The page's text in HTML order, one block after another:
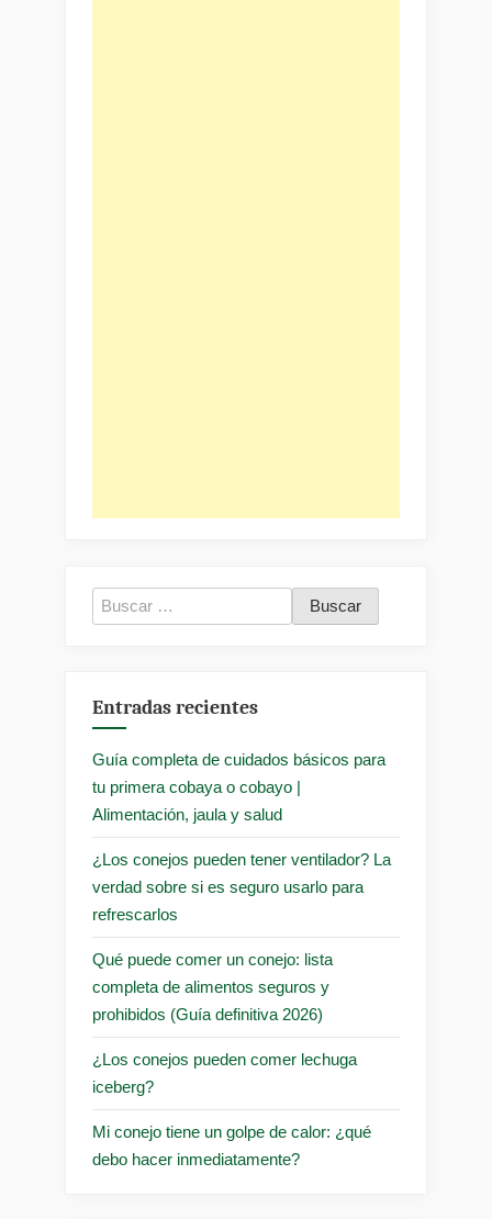
Buscar:
Entradas recientes
Guía completa de cuidados básicos para
tu primera cobaya o cobayo |
Alimentación, jaula y salud
¿Los conejos pueden tener ventilador? La
verdad sobre si es seguro usarlo para
refrescarlos
Qué puede comer un conejo: lista
completa de alimentos seguros y
prohibidos (Guía definitiva 2026)
¿Los conejos pueden comer lechuga
iceberg?
Mi conejo tiene un golpe de calor: ¿qué
debo hacer inmediatamente?